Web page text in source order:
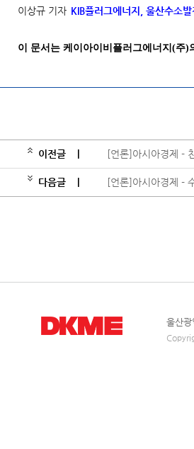
이상규 기자 KIB플러그에너지, 울산수소
이 문서는 케이아이비플러그에너지(주
이전글 [언론]아시아경제 -
다음글 [언론]아시아경제 -
울산